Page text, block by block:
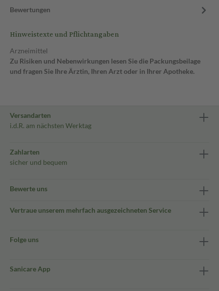
Bewertungen
Hinweistexte und Pflichtangaben
Arzneimittel
Zu Risiken und Nebenwirkungen lesen Sie die Packungsbeilage
und fragen Sie Ihre Ärztin, Ihren Arzt oder in Ihrer Apotheke.
Versandarten
i.d.R. am nächsten Werktag
Zahlarten
sicher und bequem
Bewerte uns
Vertraue unserem mehrfach ausgezeichneten Service
Folge uns
Sanicare App